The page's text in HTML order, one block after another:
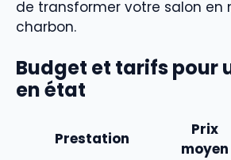
de transformer votre salon en
charbon.
Budget et tarifs pour
en état
Prestation
Prix
moyen